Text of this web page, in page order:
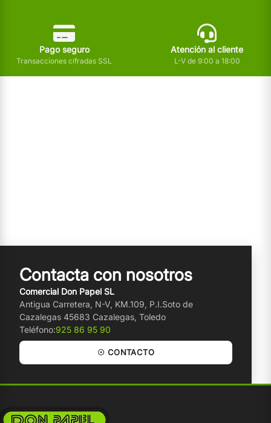
Pago seguro
Transacciones cifradas SSL
Atención al cliente
L-V de 9:00 a 18:00
Contacta con nosotros
Comercial Don Papel SL
Antigua Carretera, N-V, KM.109, P.I.Soto de
Cazalegas 45683 Cazalegas, Toledo
Teléfono:925 86 95 90
☉ CONTACTO